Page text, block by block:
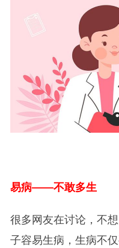
易病——不敢多生
很多网友在讨论，不
子容易生病，生病不